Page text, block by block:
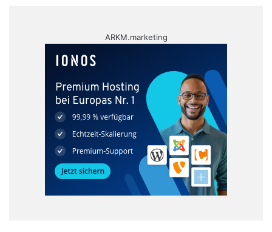
ARKM.marketing